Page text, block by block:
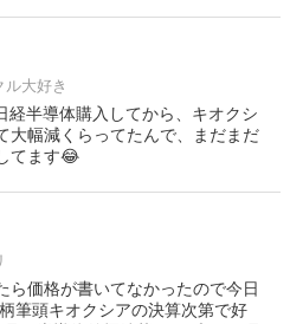
ル大好き
半導体購入してから、キオクシ
大幅減くらってたんで、まだまだ
てます😂
ら価格が書いてなかったので今日
筆頭キオクシアの決算次第で好